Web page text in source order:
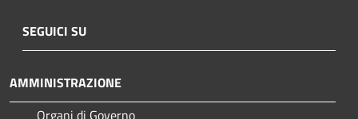
SEGUICI SU
AMMINISTRAZIONE